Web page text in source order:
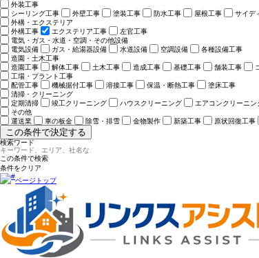
外装工事
シーリング工事
外壁工事 塗装工事 防水工事 屋根工事 サイデ
外構・エクステリア
外構工事
エクステリア工事
左官工事
電気・ガス・水道・空調・その他設備
電気設備
ガス・給湯器設備 水道設備 空調設備
各種設備工事
造園・土木工事
造園工事
解体工事 土木工事 造成工事 基礎工事 舗装工事
工場・プラント工事
配管工事
機械据付工事 溶接工事 保温・断熱工事
塗床工事
清掃・クリーニング
定期清掃
竣工クリーニング ハウスクリーニング エアコンクリーニン
その他
運送業
車の板金 除雪・排雪 金物製作 新築工事 原状回復工事
この条件で決定する
検索ワード
ページトップ